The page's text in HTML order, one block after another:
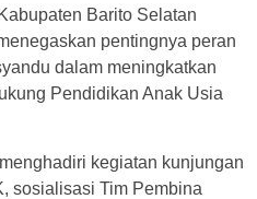
Barito Selatan
pentingnya peran
dalam meningkatkan
Pendidikan Anak Usia
kegiatan kunjungan
sosialisasi Tim Pembina